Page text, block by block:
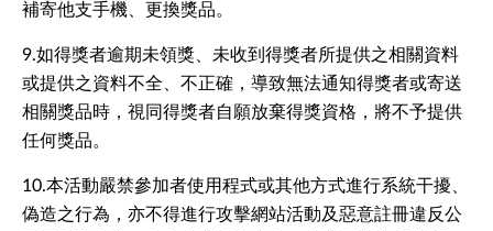
補寄他支手機、更換獎品。
9.如得獎者逾期未領獎、未收到得獎者所提供之相關資料
或提供之資料不全、不正確，導致無法通知得獎者或寄送
相關獎品時，視同得獎者自願放棄得獎資格，將不予提供
任何獎品。
10.本活動嚴禁參加者使用程式或其他方式進行系統干擾、
偽造之行為，亦不得進行攻擊網站活動及惡意註冊違反公